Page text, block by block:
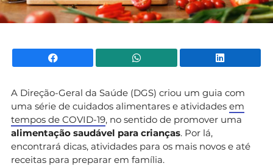
Facebook WhatsApp
A Direção-Geral da Saúde (DGS) criou um guia com
uma série de cuidados alimentares e atividades em
tempos de COVID-19, no sentido de promover uma
alimentação saudável para crianças. Por lá,
encontrará dicas, atividades para os mais novos e até
receitas para preparar em família.